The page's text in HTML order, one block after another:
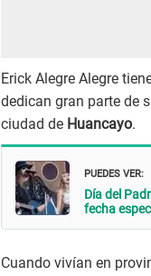
Erick Alegre Alegre
dedican gran parte de
ciudad de Huancayo.
PUEDES VER:
Día del
fecha
Cuando vivían en